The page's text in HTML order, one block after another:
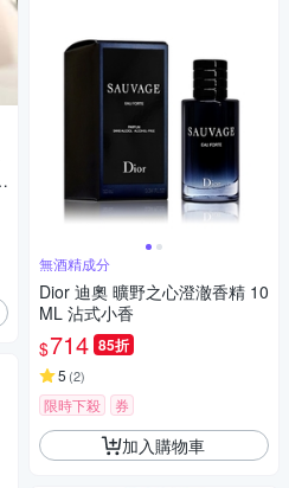
無酒精成分
Dior 迪奧 曠野之心澄澈香精 10
ML 沾式小香
$714 85折
5 (2)
限時下殺 券
加入購物車